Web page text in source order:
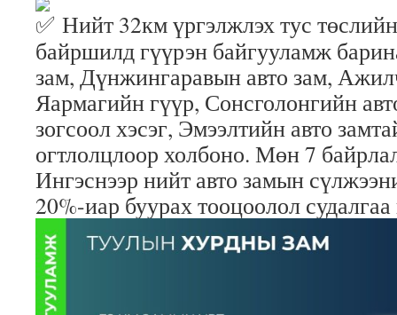
Нийт 32км үргэлжлэх тус
байршилд гүүрэн байгууламж
зам, Дүнжингаравын авто зам,
Яармагийн гүүр, Сонсголонгийн
зогсоол хэсэг, Эмээлтийн авто
огтлолцлоор холбоно. Мөн 7
Ингэснээр нийт авто замын
20%-иар буурах тооцоолол